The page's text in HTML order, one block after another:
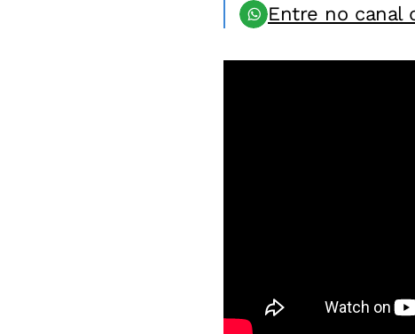
Entre no canal